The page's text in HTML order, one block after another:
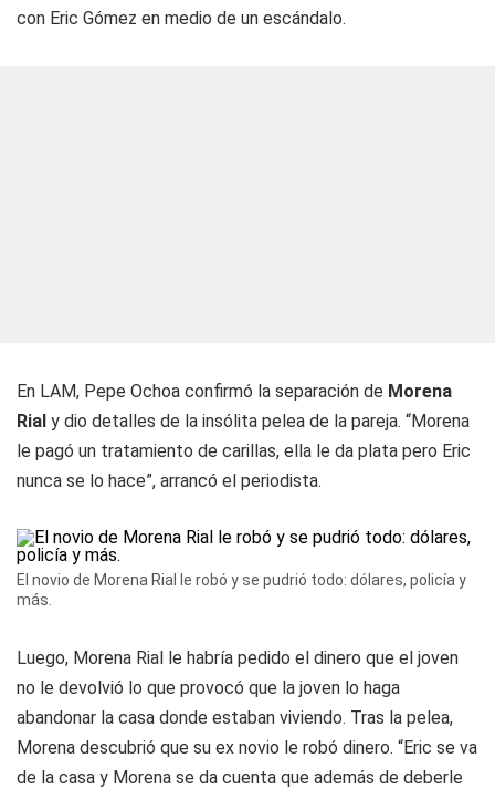
con Eric Gómez en medio de un escándalo.
En LAM, Pepe Ochoa confirmó la separación de Morena
Rial y dio detalles de la insólita pelea de la pareja. “Morena
le pagó un tratamiento de carillas, ella le da plata pero Eric
nunca se lo hace”, arrancó el periodista.
El novio de Morena Rial le robó y se pudrió todo: dólares, policía y
más.
Luego, Morena Rial le habría pedido el dinero que el joven
no le devolvió lo que provocó que la joven lo haga
abandonar la casa donde estaban viviendo. Tras la pelea,
Morena descubrió que su ex novio le robó dinero. “Eric se va
de la casa y Morena se da cuenta que además de deberle